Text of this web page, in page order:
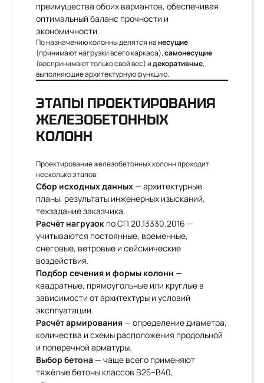
преимущества обоих вариантов, обеспечивая
оптимальный баланс прочности и
экономичности.
По назначению колонны делятся нанесущие
(принимают нагрузки всего каркаса),самонесущие
(воспринимают только свой вес) идекоративные,
выполняющие архитектурную функцию.
ЭТАПЫ ПРОЕКТИРОВАНИЯ
ЖЕЛЕЗОБЕТОННЫХ
КОЛОНН
Проектирование железобетонных колонн проходит
несколько этапов:
Сбор исходных данных— архитектурные
планы, результаты инженерных изысканий,
техзадание заказчика.
Расчёт нагрузок по СП 20.13330.2016 —
учитываются постоянные, временные,
снеговые, ветровые и сейсмические
воздействия.
Подбор сечения и формы колонн —
квадратные, прямоугольные или круглые в
зависимости от архитектуры и условий
эксплуатации.
Расчёт армирования— определение диаметра,
количества и схемы расположения продольной
и поперечной арматуры.
Выбор бетона— чаще всего применяют
тяжёлые бетоны классов В25–В40,